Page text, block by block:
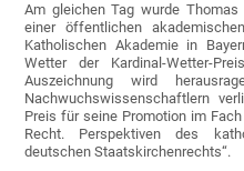
Am gleichen Tag wurde Thomas
einer öffentlichen
Katholischen Akademie in
Wetter der Kardinal-Wetter-
Auszeichnung wird
Nachwuchswissenschaftlern
Preis für seine Promotion im
Recht. Perspektiven des
deutschen Staatskirchenrechts“.